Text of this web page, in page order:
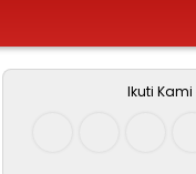
Ikuti Kami